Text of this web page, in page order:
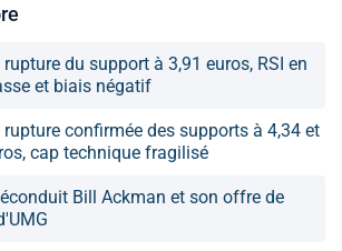
rupture du support à 3,91 euros, RSI en
et biais négatif
rupture confirmée des supports à 4,34 et
cap technique fragilisé
Bill Ackman et son offre de